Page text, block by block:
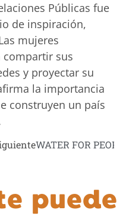
Públicas fue
de inspiración,
mujeres
sus
y proyectar su
la importancia
construyen un país
WATER FOR
puede